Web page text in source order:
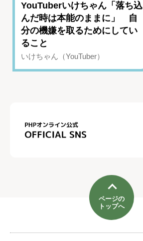
YouTuberいけちゃん「落ち込
んだ時は本能のままに」 自
分の機嫌を取るためにしてい
ること
いけちゃん（YouTuber）
ページの
トップへ